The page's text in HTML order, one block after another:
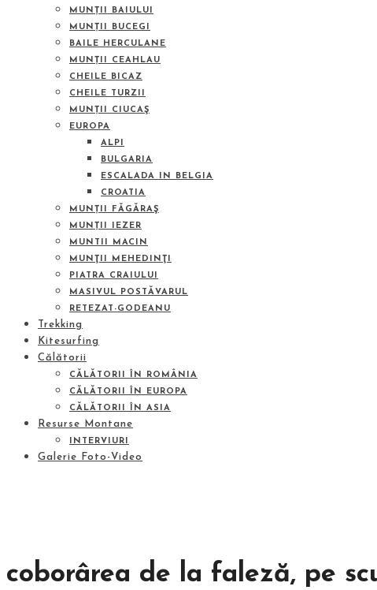
MUNȚII BAIULUI
MUNȚII BUCEGI
BAILE HERCULANE
MUNȚII CEAHLAU
CHEILE BICAZ
CHEILE TURZII
MUNȚII CIUCAŞ
EUROPA
ALPI
BULGARIA
ESCALADA IN BELGIA
CROATIA
MUNȚII FĂGĂRAŞ
MUNȚII IEZER
MUNTII MACIN
MUNŢII MEHEDINŢI
PIATRA CRAIULUI
MASIVUL POSTĂVARUL
RETEZAT-GODEANU
Trekking
Kitesurfing
Călătorii
CĂLĂTORII ÎN ROMÂNIA
CĂLĂTORII ÎN EUROPA
CĂLĂTORII ÎN ASIA
Resurse Montane
INTERVIURI
Galerie Foto-Video
coborârea de la faleză, pe